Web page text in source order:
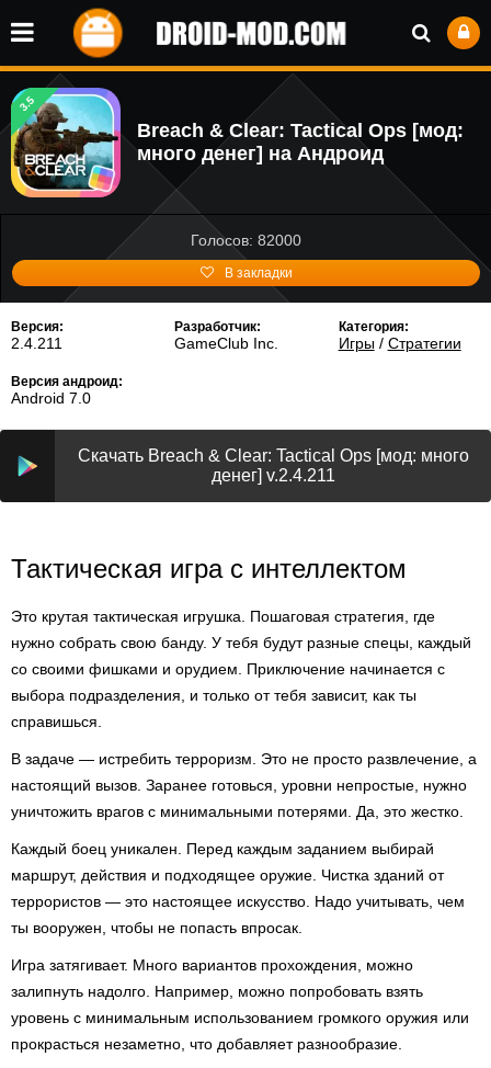
3.5
Breach & Clear: Tactical Ops [мод:
много денег] на Андроид
Голосов: 82000
В закладки
Версия:
2.4.211
Разработчик:
GameClub Inc.
Категория:
Игры/ Стратегии
Версия андроид:
Android 7.0
Скачать Breach & Clear: Tactical Ops [мод: много
денег] v.2.4.211
Тактическая игра с интеллектом
Это крутая тактическая игрушка. Пошаговая стратегия, где
нужно собрать свою банду. У тебя будут разные спецы, каждый
со своими фишками и орудием. Приключение начинается с
выбора подразделения, и только от тебя зависит, как ты
справишься.
В задаче — истребить терроризм. Это не просто развлечение, а
настоящий вызов. Заранее готовься, уровни непростые, нужно
уничтожить врагов с минимальными потерями. Да, это жестко.
Каждый боец уникален. Перед каждым заданием выбирай
маршрут, действия и подходящее оружие. Чистка зданий от
террористов — это настоящее искусство. Надо учитывать, чем
ты вооружен, чтобы не попасть впросак.
Игра затягивает. Много вариантов прохождения, можно
залипнуть надолго. Например, можно попробовать взять
уровень с минимальным использованием громкого оружия или
прокрасться незаметно, что добавляет разнообразие.